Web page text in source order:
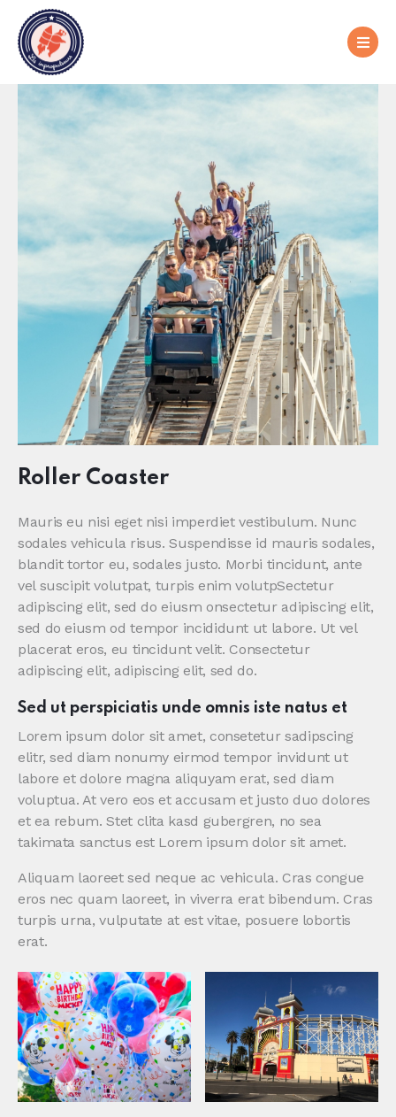
Roller Coaster
Mauris eu nisi eget nisi imperdiet vestibulum. Nunc
sodales vehicula risus. Suspendisse id mauris sodales,
blandit tortor eu, sodales justo. Morbi tincidunt, ante
vel suscipit volutpat, turpis enim volutpSectetur
adipiscing elit, sed do eiusm onsectetur adipiscing elit,
sed do eiusm od tempor incididunt ut labore. Ut vel
placerat eros, eu tincidunt velit. Consectetur
adipiscing elit, adipiscing elit, sed do.
Sed ut perspiciatis unde omnis iste natus et
Lorem ipsum dolor sit amet, consetetur sadipscing
elitr, sed diam nonumy eirmod tempor invidunt ut
labore et dolore magna aliquyam erat, sed diam
voluptua. At vero eos et accusam et justo duo dolores
et ea rebum. Stet clita kasd gubergren, no sea
takimata sanctus est Lorem ipsum dolor sit amet.
Aliquam laoreet sed neque ac vehicula. Cras congue
eros nec quam laoreet, in viverra erat bibendum. Cras
turpis urna, vulputate at est vitae, posuere lobortis
erat.